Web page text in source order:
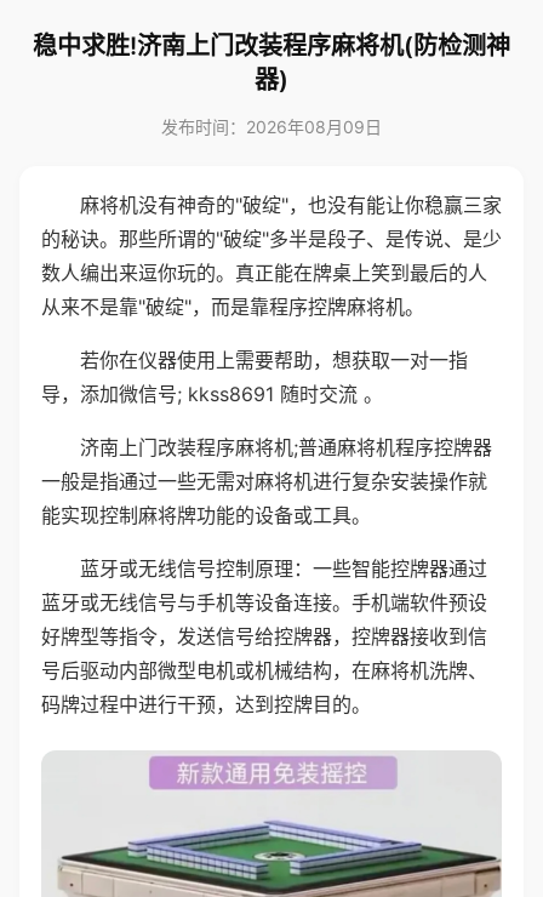
稳中求胜!济南上门改装程序麻将机(防检测神
器)
发布时间：2026年08月09日
麻将机没有神奇的"破绽"，也没有能让你稳赢三家
的秘诀。那些所谓的"破绽"多半是段子、是传说、是少
数人编出来逗你玩的。真正能在牌桌上笑到最后的人
从来不是靠"破绽"，而是靠程序控牌麻将机。
若你在仪器使用上需要帮助，想获取一对一指
导，添加微信号; kkss8691 随时交流 。
济南上门改装程序麻将机;普通麻将机程序控牌器
一般是指通过一些无需对麻将机进行复杂安装操作就
能实现控制麻将牌功能的设备或工具。
蓝牙或无线信号控制原理：一些智能控牌器通过
蓝牙或无线信号与手机等设备连接。手机端软件预设
好牌型等指令，发送信号给控牌器，控牌器接收到信
号后驱动内部微型电机或机械结构，在麻将机洗牌、
码牌过程中进行干预，达到控牌目的。